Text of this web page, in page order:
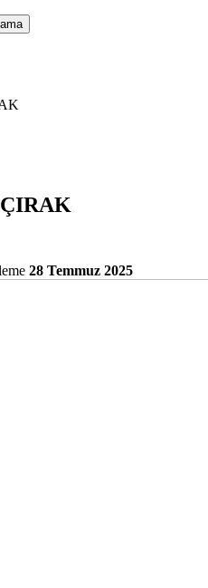
28 Temmuz 2025